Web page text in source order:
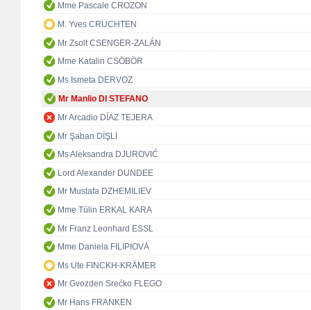
Mme Pascale CROZON
M. Yves CRUCHTEN
Mr Zsolt CSENGER-ZALÁN
Mme Katalin CSÖBÖR
Ms Ismeta DERVOZ
Mr Manlio DI STEFANO
Mr Arcadio DÍAZ TEJERA
Mr Şaban DİŞLİ
Ms Aleksandra DJUROVIĆ
Lord Alexander DUNDEE
Mr Mustafa DZHEMILIEV
Mme Tülin ERKAL KARA
Mr Franz Leonhard ESSL
Mme Daniela FILIPIOVÁ
Ms Ute FINCKH-KRÄMER
Mr Gvozden Srećko FLEGO
Mr Hans FRANKEN